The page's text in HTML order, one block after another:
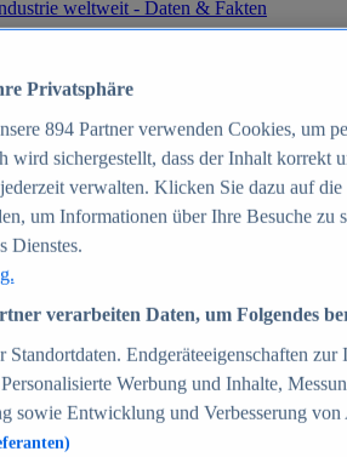
weltweit - Daten & Fakten
Zum Report
- Entwicklung des Umsatzes in
1999-2025
Amazon in Deutschland und weltweit
Top-50 Online Shops in
2024
von Online-Zahlungsverfahren in
2024
Warengruppen im Online-Handel in
2023-2025
Privatsphäre
894Partner verwenden Cookies, um
wird sichergestellt, dass der Inhalt korrekt
verwalten. Klicken Sie dazu auf
um Informationen über Ihre Besuche
Dienstes.
verarbeiten Daten, um Folgendes
Standortdaten. Endgeräteeigenschaften
Werbung und Inhalte,
sowie Entwicklung und Verbesserung von